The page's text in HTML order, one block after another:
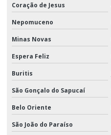
Coração de Jesus
Nepomuceno
Minas Novas
Espera Feliz
Buritis
São Gonçalo do Sapucaí
Belo Oriente
São João do Paraíso